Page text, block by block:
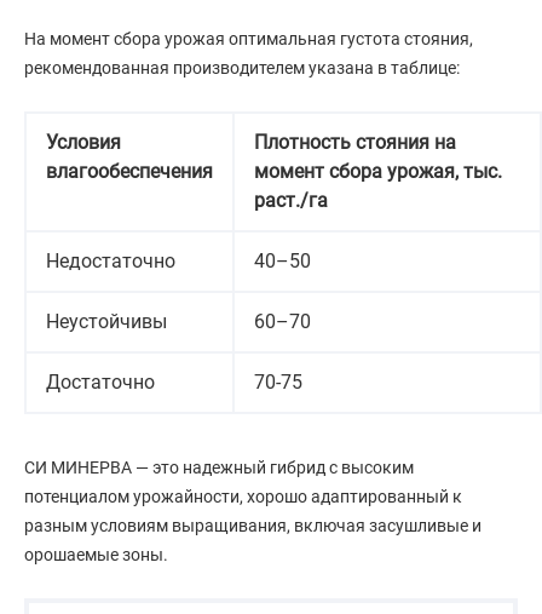
На момент сбора урожая оптимальная густота стояния,
рекомендованная производителем указана в таблице:
Условия
влагообеспечения
Плотность стояния на
момент сбора урожая, тыс.
раст./га
Недостаточно 40–50
Неустойчивы 60–70
Достаточно 70-75
СИ МИНЕРВА — это надежный гибрид с высоким
потенциалом урожайности, хорошо адаптированный к
разным условиям выращивания, включая засушливые и
орошаемые зоны.